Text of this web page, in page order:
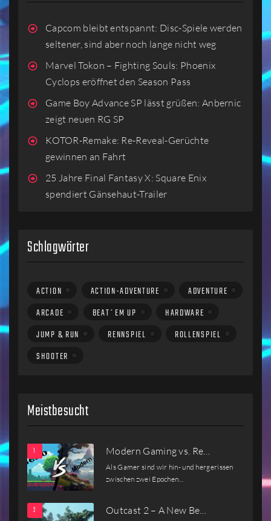
Capcom bleibt entspannt: Disc-Spiele werden
seltener, sind aber noch lange nicht weg
Marvel Tokon – Fighting Souls: Phoenix
Cyclops eröffnet den Season Pass
Game Boy Advance SP lässt grüßen: Anbernic
zeigt neuen RG SP
KOTOR-Remake: Re-Reveal-Gerüchte
gewinnen an Fahrt
25 Jahre Final Fantasy X: Square Enix
spendiert Gänsehaut-Trailer
Schlagwörter
ACTION ACTION-ADVENTURE
ADVENTURE
ARCADE
BEAT´EM UP
HARDWARE
JUMP & RUN
RENNSPIEL
ROLLENSPIEL
SHOOTER
Meistbesucht
Modern Gaming vs. Re…
Als Gamer sind wir hin- und hergerissen
zwischen zwei Epochen…
Outcast 2 – A New Be…